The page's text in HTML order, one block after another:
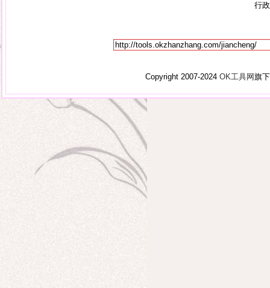
行
Copyright 2007-2024 OK工具网旗下